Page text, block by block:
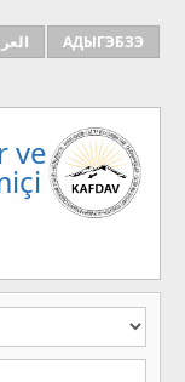
АДЫГЭБЗЭ
ve